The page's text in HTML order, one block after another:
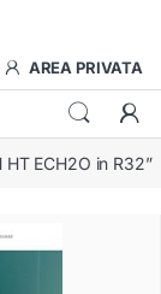
AREA PRIVATA
ECH2O in R32”